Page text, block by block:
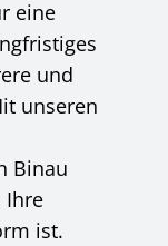
eine
und
unseren
Binau
Ihre
ist.